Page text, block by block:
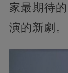
家最期待
演的新劇。